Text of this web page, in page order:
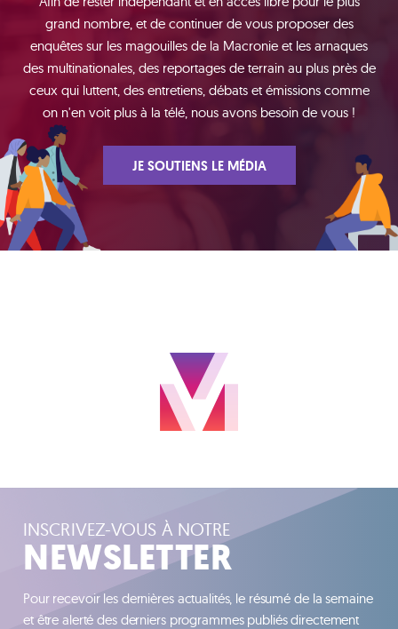
grand nombre, et de continuer de vous proposer des
enquêtes sur les magouilles de la Macronie et les arnaques
des multinationales, des reportages de terrain au plus près de
ceux qui luttent, des entretiens, débats et émissions comme
on n'en voit plus à la télé, nous avons besoin de vous !
JE SOUTIENS LE MÉDIA
INSCRIVEZ-VOUS À NOTRE
NEWSLETTER
Pour recevoir les dernières actualités, le résumé de la semaine
et être alerté des derniers programmes publiés directement